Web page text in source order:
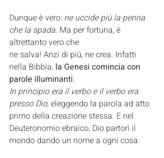
Dunque è vero: ne uccide più la penna
che la spada. Ma per fortuna, è
altrettanto vero che
ne salva! Anzi di più, ne crea. Infatti
nella Bibbia, la Genesi comincia con
parole illuminanti:
In principio era il verbo e il verbo era
presso Dio, eleggendo la parola ad atto
primo della creazione stessa. E nel
Deuteronomio ebraico, Dio partorì il
mondo dando un nome a ogni cosa.